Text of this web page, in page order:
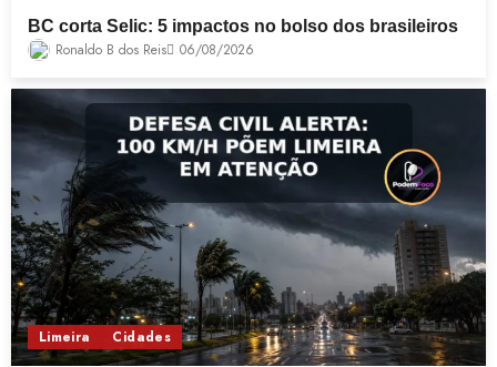
BC corta Selic: 5 impactos no bolso dos brasileiros
Ronaldo B dos Reis 06/08/2026
Limeira Cidades